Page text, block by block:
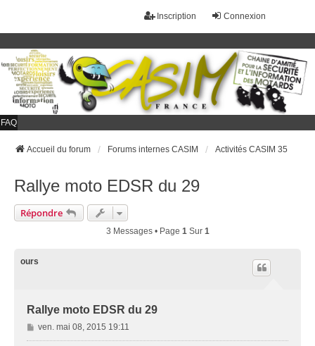
Connexion
Inscription
FAQ
Accueil du forum Forums internes CASIM Activités CASIM 35
Rallye moto EDSR du 29
Répondre
3 Messages • Page 1Sur 1
ours
Rallye moto EDSR du 29
M
e
ven. mai 08, 2015 19:11